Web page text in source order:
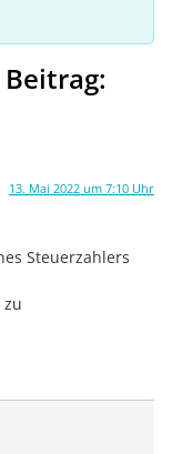
13. Mai 2022 um 7:10 Uhr
Steuerzahlers